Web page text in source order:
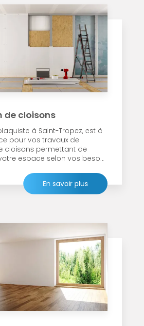
de cloisons
à Saint-Tropez, est à
pour vos travaux de
cloisons permettant de
espace selon vos beso...
En savoir plus